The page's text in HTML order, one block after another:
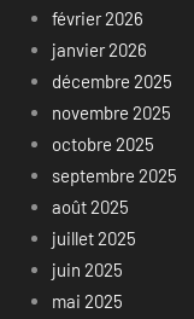
février 2026
janvier 2026
décembre 2025
novembre 2025
octobre 2025
septembre 2025
août 2025
juillet 2025
juin 2025
mai 2025